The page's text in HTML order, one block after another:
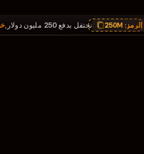
نحتفل بدفع 250 مليون دولار الرمز:250M